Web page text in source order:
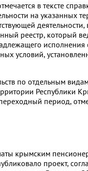
в тексте
на указанных
реестр, который
исполнения
условий,
по отдельным
Республики
период,
крымским
проект,